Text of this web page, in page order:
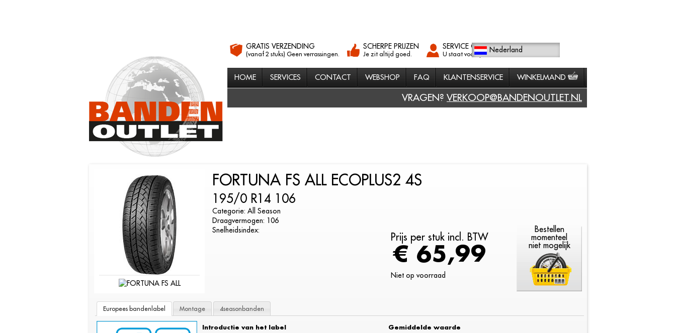
GRATIS VERZENDING
(vanaf 2 stuks) Geen verrassingen.
SCHERPE PRIJZEN
Je zit altijd goed.
SERVICE GERICHT
U staat voorop. Nederland
HOME SERVICES CONTACT WEBSHOP FAQ KLANTENSERVICE WINKELMAND
VRAGEN? VERKOOP@BANDENOUTLET.NL
FORTUNA FS ALL ECOPLUS2 4S
195/0 R14 106
Categorie: All Season
Draagvermogen: 106
Snelheidsindex:
Bestellen
momenteel
niet mogelijk
Prijs per stuk incl. BTW
€ 65,99
Niet op voorraad
Europees bandenlabel Montage 4seasonbanden
Introductie van het label
Gemiddelde waarde